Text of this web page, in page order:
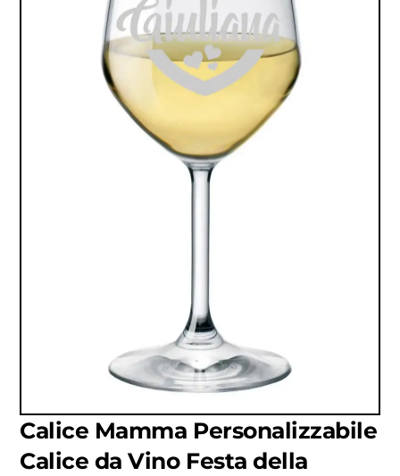
Calice Mamma Personalizzabile
Calice da Vino Festa della